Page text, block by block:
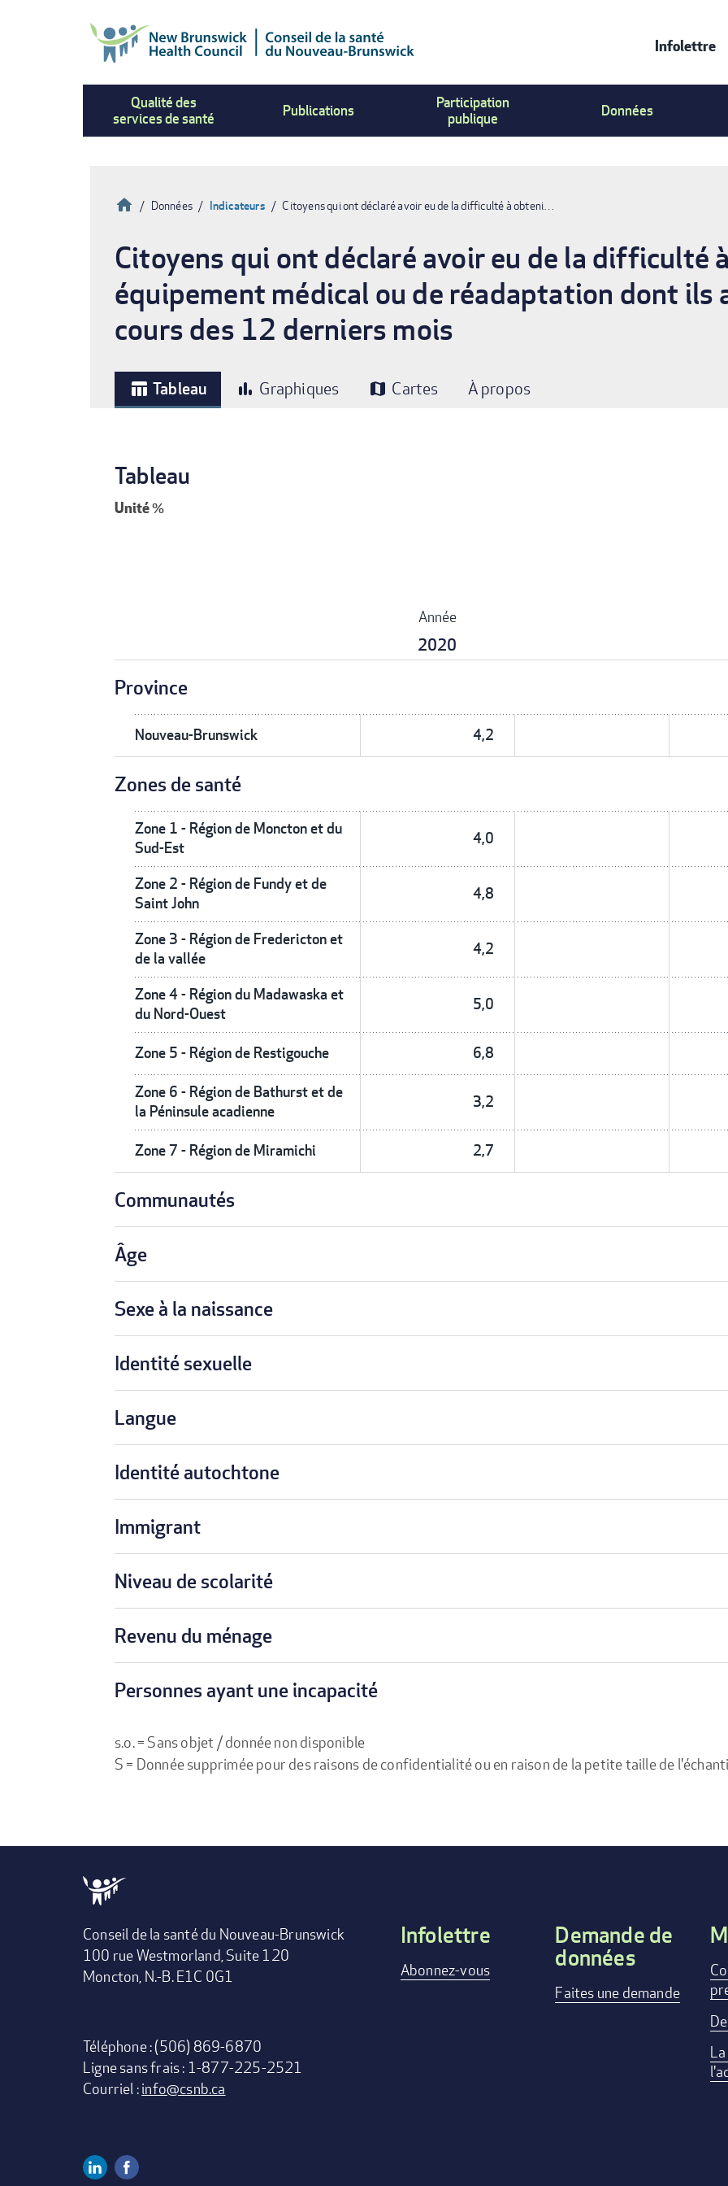
Menu
Infolettre
Qualité des
services de santé
Publications
Participation
publique
Données
Fil
d'Ariane
Accueil
Données Indicateurs Citoyens qui ont déclaré avoir eu de la difficulté à obteni…
Citoyens qui ont déclaré avoir eu de la difficulté
équipement médical ou de réadaptation dont ils
cours des 12 derniers mois
table_chart Tableau bar_chart Graphiques map Cartes À propos
Tableau
Unité%
Année
2020
Province
Nouveau-Brunswick 4,2
Zones de santé
Zone 1 - Région de Moncton et du
Sud-Est
4,0
Zone 2 - Région de Fundy et de
Saint John
4,8
Zone 3 - Région de Fredericton et
de la vallée
4,2
Zone 4 - Région du Madawaska et
du Nord-Ouest
5,0
Zone 5 - Région de Restigouche 6,8
Zone 6 - Région de Bathurst et de
la Péninsule acadienne
3,2
Zone 7 - Région de Miramichi 2,7
Communautés
Âge
Sexe à la naissance
Identité sexuelle
Langue
Identité autochtone
Immigrant
Niveau de scolarité
Revenu du ménage
Personnes ayant une incapacité
s.o. = Sans objet / donnée non disponible
S = Donnée supprimée pour des raisons de confidentialité ou en raison de la petite taille de
Conseil de la santé du Nouveau-Brunswick
100 rue Westmorland, Suite 120
Moncton, N.-B. E1C 0G1
Téléphone : (506) 869-6870
Ligne sans frais : 1-877-225-2521
Courriel :info@csnb.ca
Footer
Infolettre
Abonnez-vous
Demande de
données
Faites une demande
Linkedin